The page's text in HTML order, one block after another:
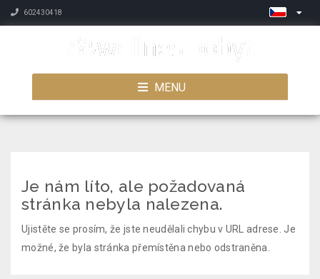
602430418
MENU
Je nám líto, ale požadovaná
stránka nebyla nalezena.
Ujistěte se prosím, že jste neudělali chybu v URL adrese. Je
možné, že byla stránka přemístěna nebo odstraněna.